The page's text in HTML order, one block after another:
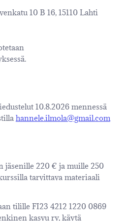
10 B 16, 15110 Lahti
10.8.2026 mennessä
hannele.ilmola@gmail.com
jäsenille 220 € ja muille 250
tarvittava materiaali
tilille FI23 4212 1220 0869
kasvu ry, käytä